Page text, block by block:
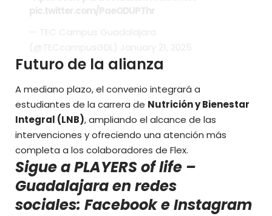
Futuro de la alianza
A mediano plazo, el convenio integrará a
estudiantes de la carrera de Nutrición y Bienestar
Integral (LNB), ampliando el alcance de las
intervenciones y ofreciendo una atención más
completa a los colaboradores de Flex.
Sigue a PLAYERS of life –
Guadalajara en redes
sociales: FacebookeInstagram